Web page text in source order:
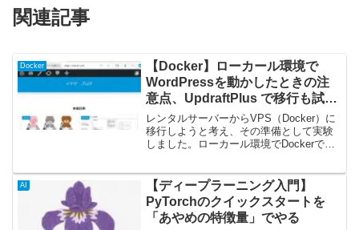
関連記事
Docker
【Docker】ローカール環境で
WordPressを動かしたときの注
意点、UpdraftPlus で移行も試し
た！
レンタルサーバーからVPS（Docker）に
移行しようと考え、その準備として実験
しました。ローカール環境でDockerで動
ます。また、お名前ドットコムのレンタ
ル...
AI
【ディープラーニング入門】
PyTorchのクイックスタートを
「あやめの特徴量」でやる